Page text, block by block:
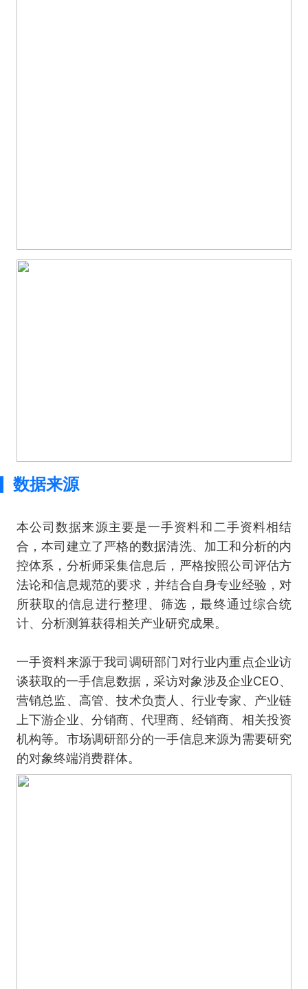
数据来源
本公司数据来源主要是一手资料和二手资料相结
合，本司建立了严格的数据清洗、加工和分析的内
控体系，分析师采集信息后，严格按照公司评估方
法论和信息规范的要求，并结合自身专业经验，对
所获取的信息进行整理、筛选，最终通过综合统
计、分析测算获得相关产业研究成果。
一手资料来源于我司调研部门对行业内重点企业访
谈获取的一手信息数据，采访对象涉及企业CEO、
营销总监、高管、技术负责人、行业专家、产业链
上下游企业、分销商、代理商、经销商、相关投资
机构等。市场调研部分的一手信息来源为需要研究
的对象终端消费群体。